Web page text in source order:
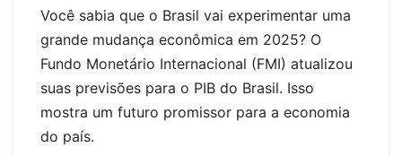
e
b
o
o
k
o
d
o
n
l
e
st
s
A
p
p
di
t
gr
a
m
e
dI
n
m
bl
r
p
y
Li
n
s
s
e
n
ar
e
Você sabia que o Brasil vai experimentar uma
grande mudança econômica em 2025? O
Fundo Monetário Internacional (FMI) atualizou
suas previsões para o PIB do Brasil. Isso
mostra um futuro promissor para a economia
do país.